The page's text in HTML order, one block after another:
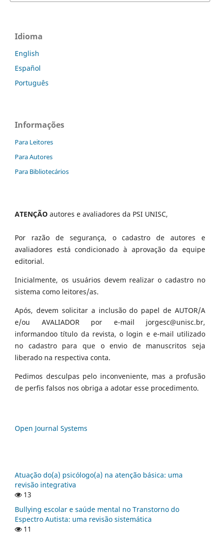
Idioma
English
Español
Português
Informações
Para Leitores
Para Autores
Para Bibliotecários
ATENÇÃO autores e avaliadores da PSI UNISC,
Por razão de segurança, o cadastro de autores e
avaliadores está condicionado à aprovação da equipe
editorial.
Inicialmente, os usuários devem realizar o cadastro no
sistema como leitores/as.
Após, devem solicitar a inclusão do papel de AUTOR/A
e/ou AVALIADOR por e-mail jorgesc@unisc.br,
informandoo título da revista, o login e e-mail utilizado
no cadastro para que o envio de manuscritos seja
liberado na respectiva conta.
Pedimos desculpas pelo inconveniente, mas a profusão
de perfis falsos nos obriga a adotar esse procedimento.
Open Journal Systems
Atuação do(a) psicólogo(a) na atenção básica: uma
revisão integrativa
13
Bullying escolar e saúde mental no Transtorno do
Espectro Autista: uma revisão sistemática
11